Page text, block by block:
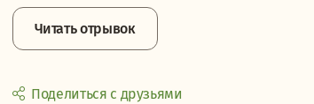
Читать отрывок
Поделиться с друзьями